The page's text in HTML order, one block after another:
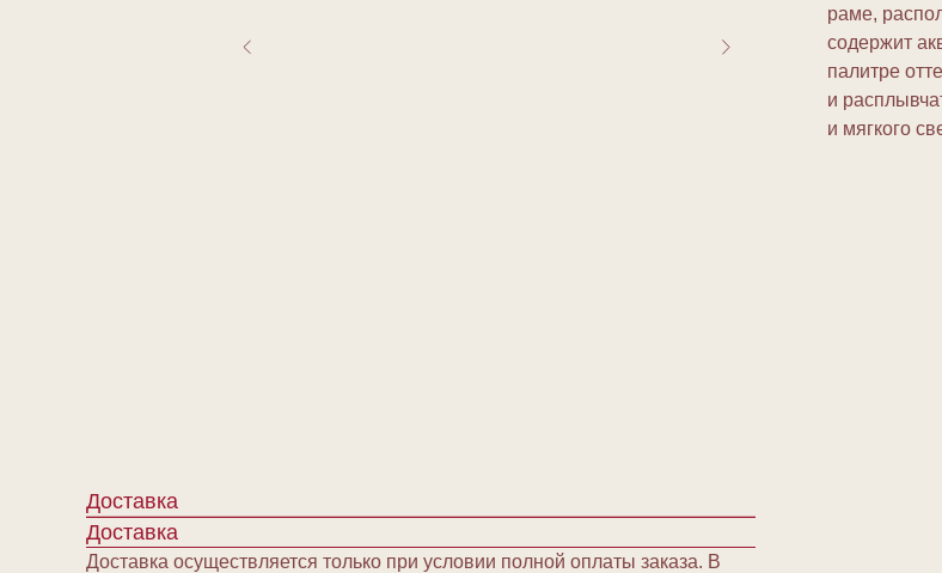
раме,
содержит
палитре
и
и мягкого
Доставка
Доставка
Доставка осуществляется только при условии полной оплаты заказа. В